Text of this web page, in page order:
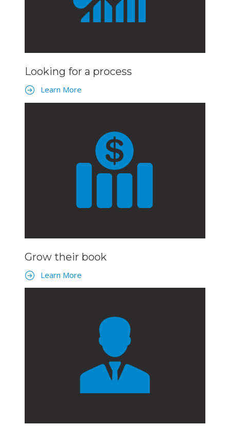
Looking for a process
Learn More
Grow their book
Learn More